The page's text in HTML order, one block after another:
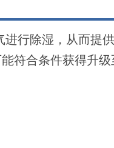
行除湿，从而提
符合条件获得升